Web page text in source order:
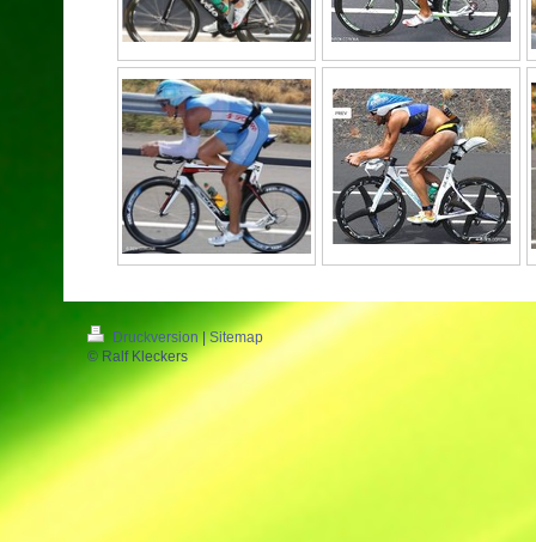
Druckversion| Sitemap
© Ralf Kleckers